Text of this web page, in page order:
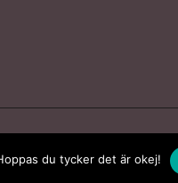
du tycker det är okej!